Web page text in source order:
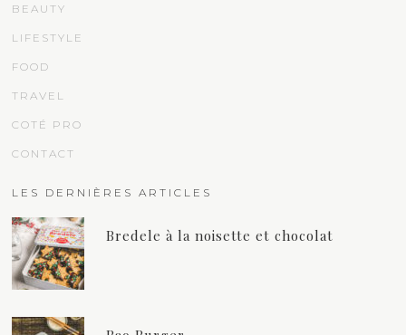
BEAUTY
LIFESTYLE
FOOD
TRAVEL
COTÉ PRO
CONTACT
LES DERNIÈRES ARTICLES
Bredele à la noisette et chocolat